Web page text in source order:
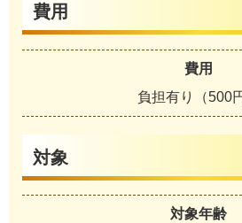
費用
費用
負担有り（500円
対象
対象年齢